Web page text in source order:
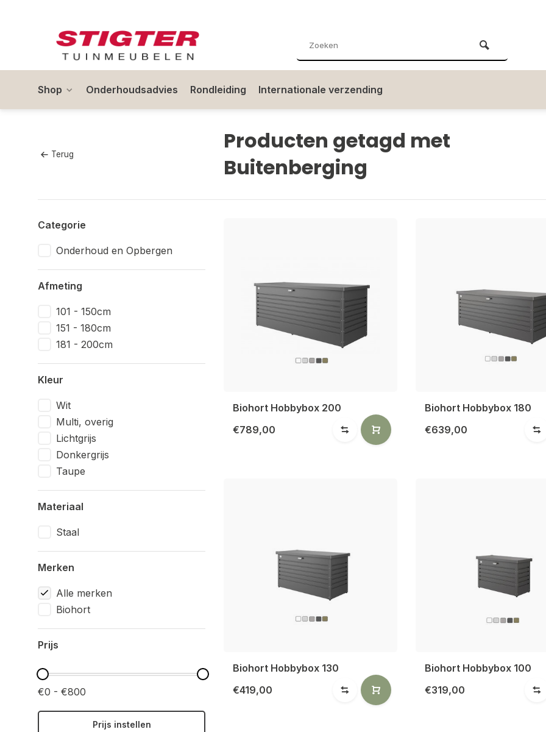
Shop Onderhoudsadvies Rondleiding Internationale verzending
Terug
Producten getagd met
Buitenberging
Categorie
Onderhoud en Opbergen
Afmeting
101 - 150cm
151 - 180cm
181 - 200cm
Kleur
Wit
Multi, overig
Lichtgrijs
Donkergrijs
Taupe
Materiaal
Staal
Merken
Alle merken
Biohort
Prijs
€0 - €800
Prijs instellen
Biohort Hobbybox 200
€789,00
Biohort Hobbybox 180
€639,00
Biohort Hobbybox 130
€419,00
Biohort Hobbybox 100
€319,00